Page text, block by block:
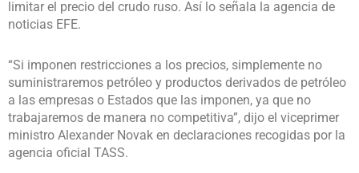
limitar el precio del crudo ruso. Así lo señala la agencia de
noticias EFE.
“Si imponen restricciones a los precios, simplemente no
suministraremos petróleo y productos derivados de petróleo
a las empresas o Estados que las imponen, ya que no
trabajaremos de manera no competitiva”, dijo el viceprimer
ministro Alexander Novak en declaraciones recogidas por la
agencia oficial TASS.